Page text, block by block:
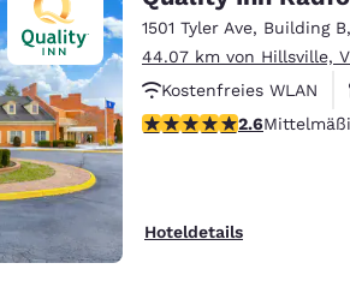
1501 Tyler Ave, Building B,
44.07 km von Hillsville,
Kostenfreies WLAN
Haustierfreundlich
2.63-Sterne-Bewertung.
2.6
Hoteldetails